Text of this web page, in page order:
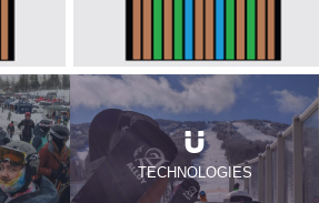
TECHNOLOGIES